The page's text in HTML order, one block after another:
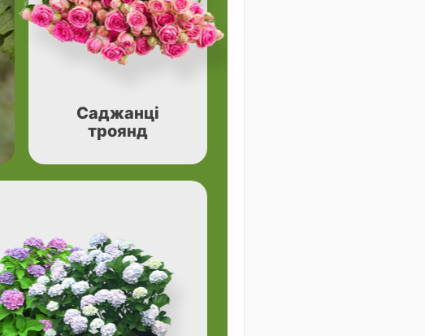
Саджанці
троянд